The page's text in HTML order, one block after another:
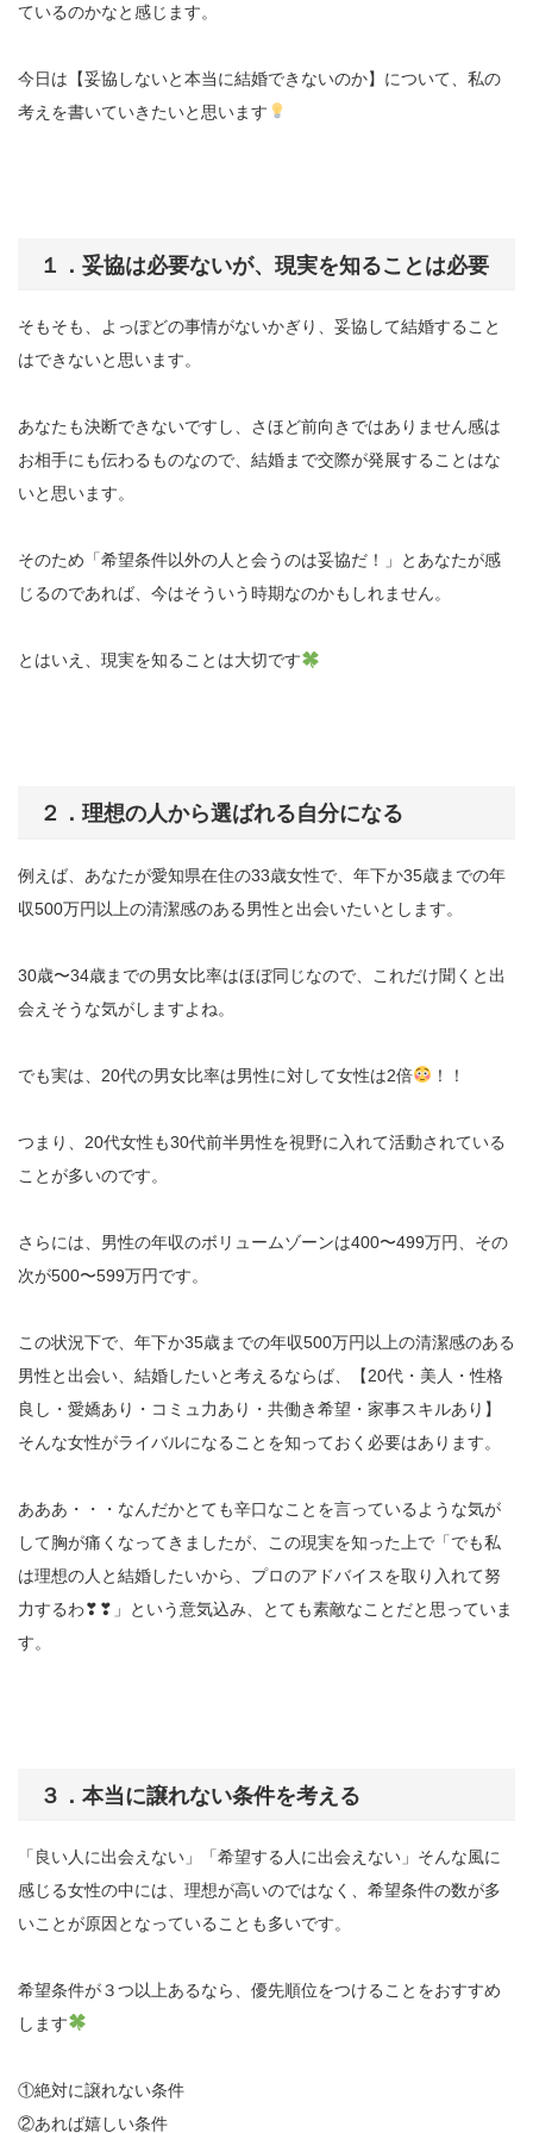
ているのかなと感じます。
今日は【妥協しないと本当に結婚できないのか】について、私の
考えを書いていきたいと思います
１．妥協は必要ないが、現実を知ることは必要
そもそも、よっぽどの事情がないかぎり、妥協して結婚すること
はできないと思います。
あなたも決断できないですし、さほど前向きではありません感は
お相手にも伝わるものなので、結婚まで交際が発展することはな
いと思います。
そのため「希望条件以外の人と会うのは妥協だ！」とあなたが感
じるのであれば、今はそういう時期なのかもしれません。
とはいえ、現実を知ることは大切です
２．理想の人から選ばれる自分になる
例えば、あなたが愛知県在住の33歳女性で、年下か35歳までの年
収500万円以上の清潔感のある男性と出会いたいとします。
30歳〜34歳までの男女比率はほぼ同じなので、これだけ聞くと出
会えそうな気がしますよね。
でも実は、20代の男女比率は男性に対して女性は2倍 ！！
つまり、20代女性も30代前半男性を視野に入れて活動されている
ことが多いのです。
さらには、男性の年収のボリュームゾーンは400〜499万円、その
次が500〜599万円です。
この状況下で、年下か35歳までの年収500万円以上の清潔感のある
男性と出会い、結婚したいと考えるならば、【20代・美人・性格
良し・愛嬌あり・コミュ力あり・共働き希望・家事スキルあり】
そんな女性がライバルになることを知っておく必要はあります。
あああ・・・なんだかとても辛口なことを言っているような気が
して胸が痛くなってきましたが、この現実を知った上で「でも私
は理想の人と結婚したいから、プロのアドバイスを取り入れて努
力するわ❣❣」という意気込み、とても素敵なことだと思っていま
す。
３．本当に譲れない条件を考える
「良い人に出会えない」「希望する人に出会えない」そんな風に
感じる女性の中には、理想が高いのではなく、希望条件の数が多
いことが原因となっていることも多いです。
希望条件が３つ以上あるなら、優先順位をつけることをおすすめ
します
①絶対に譲れない条件
②あれば嬉しい条件